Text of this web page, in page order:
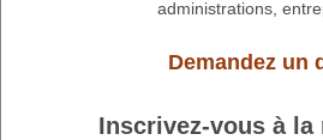
administrations,
Demandez un
Inscrivez-vous à la